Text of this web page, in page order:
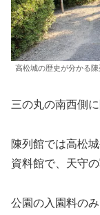
高松城の歴史が分かる陳
三の丸の南西側
陳列館では高松
資料館で、天守
公園の入園料の